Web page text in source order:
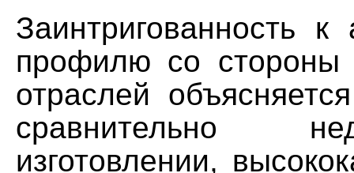
Заинтригованность к
профилю со стороны
отраслей
объясняется
сравнительно
изготовлении,